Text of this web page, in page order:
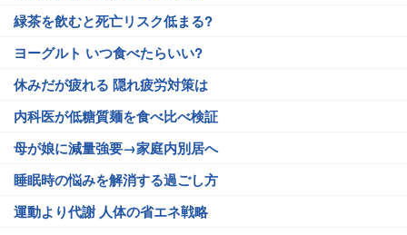
緑茶を飲むと死亡リスク低まる?
ヨーグルト いつ食べたらいい?
休みだが疲れる 隠れ疲労対策は
内科医が低糖質麺を食べ比べ検証
母が娘に減量強要→家庭内別居へ
睡眠時の悩みを解消する過ごし方
運動より代謝 人体の省エネ戦略